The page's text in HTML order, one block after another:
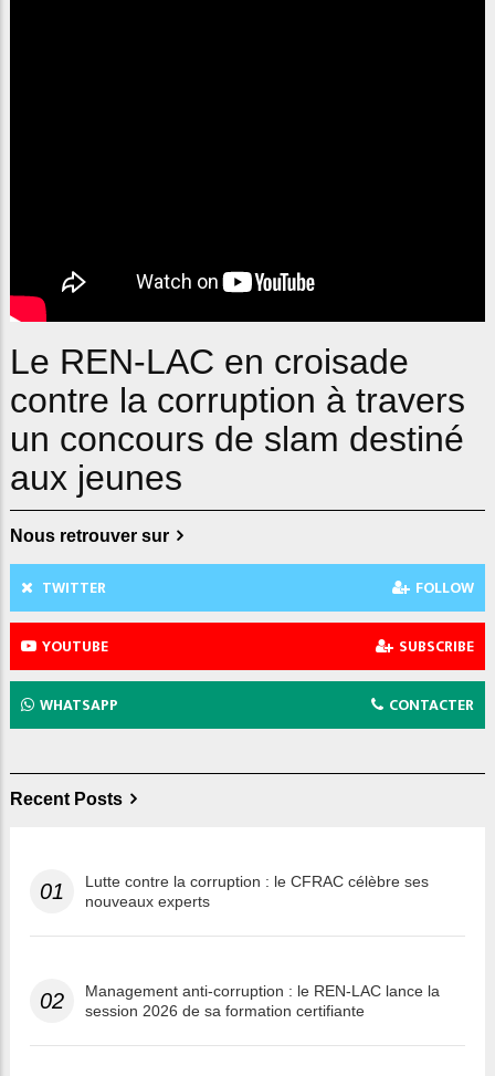
Le REN-LAC en croisade
contre la corruption à travers
un concours de slam destiné
aux jeunes
Nous retrouver sur
TWITTER FOLLOW
YOUTUBE SUBSCRIBE
WHATSAPP CONTACTER
Recent Posts
01
Lutte contre la corruption : le CFRAC célèbre ses
nouveaux experts
02
Management anti-corruption : le REN-LAC lance la
session 2026 de sa formation certifiante